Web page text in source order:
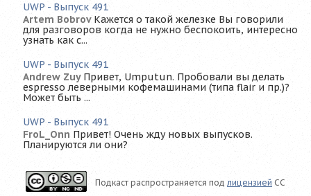
UWP - Выпуск 491
Artem Bobrov Кажется о такой железке Вы говорили
для разговоров когда не нужно беспокоить, интересно
узнать как с...
UWP - Выпуск 491
Andrew Zuy Привет, Umputun. Пробовали вы делать
espresso леверными кофемашинами (типа flair и пр.)?
Может быть ...
UWP - Выпуск 491
FroL_Onn Привет! Очень жду новых выпусков.
Планируются ли они?
Подкаст распространяется под лицензией CC